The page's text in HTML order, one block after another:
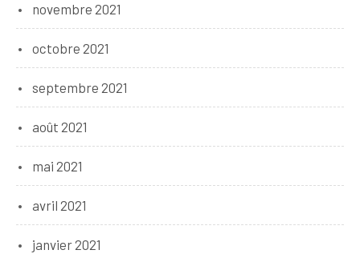
novembre 2021
octobre 2021
septembre 2021
août 2021
mai 2021
avril 2021
janvier 2021